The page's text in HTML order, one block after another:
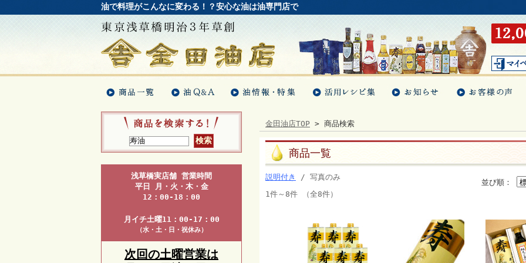
油で料理がこんなに変わる！？安心な油は油専門店で
浅草橋実店舗 営業時間
平日 月・火・木・金
12：00-18：00
月イチ土曜11：00-17：00
（水・土・日・祝休み）
次回の土曜営業は
金田油店TOP > 商品検索
商品一覧
並び順：
説明付き
/ 写真のみ
1件～8件 （全8件）